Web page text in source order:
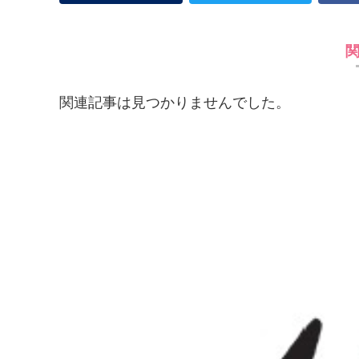
関連記事は見つかりませんでした。